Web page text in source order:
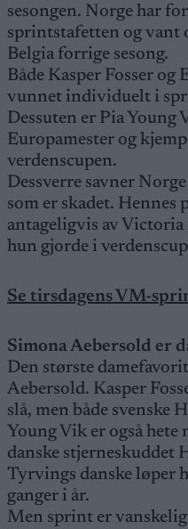
sesongen. Norge har
sprintstafetten og vant
Belgia forrige sesong.
Både Kasper Fosser
vunnet individuelt i
Dessuten er Pia Young
Europamester og
verdenscupen.
Dessverre savner
som er skadet. Hennes
antageligvis av
hun gjorde i
Se tirsdagens VM-
Simona Aebersold er
Den største
Aebersold. Kasper
slå, men både svenske
Young Vik er også
danske stjerneskuddet
Tyrvings danske løper
ganger i år.
Men sprint er vanskelig